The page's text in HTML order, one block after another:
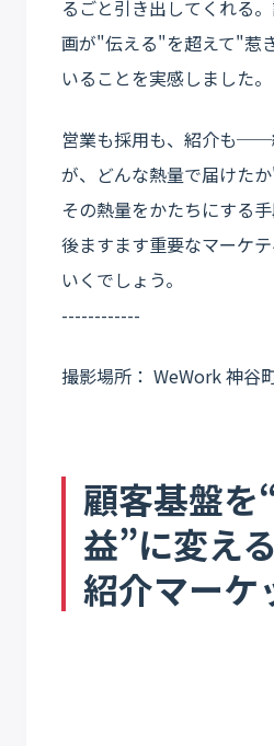
るごと引き出してくれる
画が"伝える"を超えて"惹
いることを実感しました。
営業も採用も、紹介も
が、どんな熱量で届けたか
その熱量をかたちにする
後ますます重要なマーケ
いくでしょう。
------------
撮影場所： WeWork 神谷
顧客基盤を
益”に変える
紹介マーケ